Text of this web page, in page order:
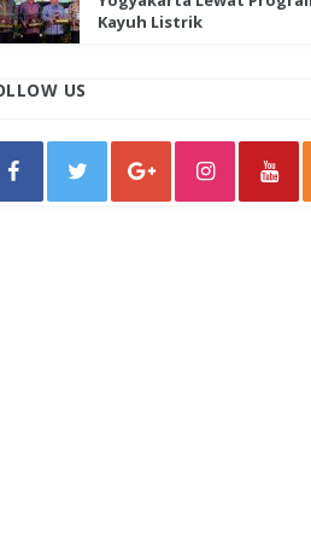
Kayuh Listrik
US